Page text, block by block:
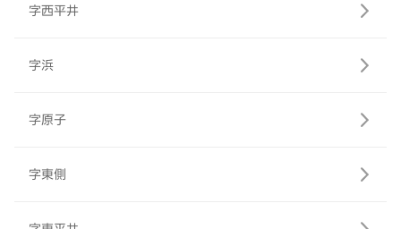
字西平井
字浜
字原子
字東側